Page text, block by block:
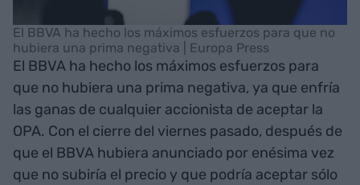
El BBVA ha hecho los máximos esfuerzos para que no
hubiera una prima negativa | Europa Press
El BBVA ha hecho los máximos esfuerzos para
que no hubiera una prima negativa, ya que enfría
las ganas de cualquier accionista de aceptar la
OPA. Con el cierre del viernes pasado, después de
que el BBVA hubiera anunciado por enésima vez
que no subiría el precio y que podría aceptar sólo